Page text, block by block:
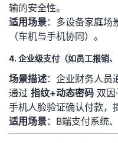
输的安全性。
​适用场景​：多设备家庭场
（车机与手机协同）。
4. 企业级支付（如员工报销、
​场景描述​：企业财务人员
通过 ​ ​指纹+动态密码​ 双
手机人脸验证确认付款，
​适用场景​：B端支付系统